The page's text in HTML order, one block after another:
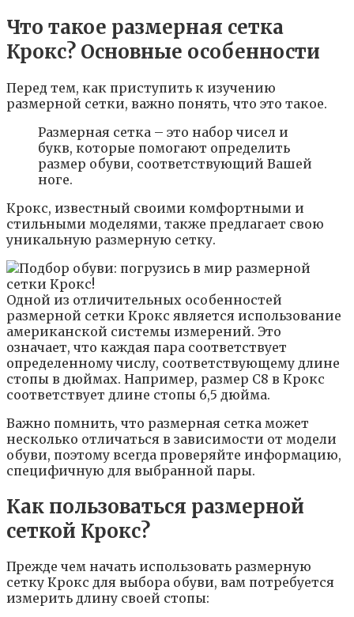
Что такое размерная сетка
Крокс? Основные особенности
Перед тем, как приступить к изучению
размерной сетки, важно понять, что это такое.
Размерная сетка – это набор чисел и
букв, которые помогают определить
размер обуви, соответствующий Вашей
ноге.
Крокс, известный своими комфортными и
стильными моделями, также предлагает свою
уникальную размерную сетку.
Одной из отличительных особенностей
размерной сетки Крокс является использование
американской системы измерений. Это
означает, что каждая пара соответствует
определенному числу, соответствующему длине
стопы в дюймах. Например, размер С8 в Крокс
соответствует длине стопы 6,5 дюйма.
Важно помнить, что размерная сетка может
несколько отличаться в зависимости от модели
обуви, поэтому всегда проверяйте информацию,
специфичную для выбранной пары.
Как пользоваться размерной
сеткой Крокс?
Прежде чем начать использовать размерную
сетку Крокс для выбора обуви, вам потребуется
измерить длину своей стопы: